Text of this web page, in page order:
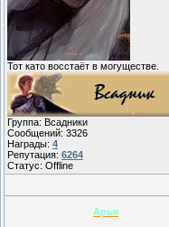
Тот като восстаёт в могуществе.
Группа: Всадники
Сообщений: 3326
Награды: 4
Репутация: 6264
Статус: Offline
Арья